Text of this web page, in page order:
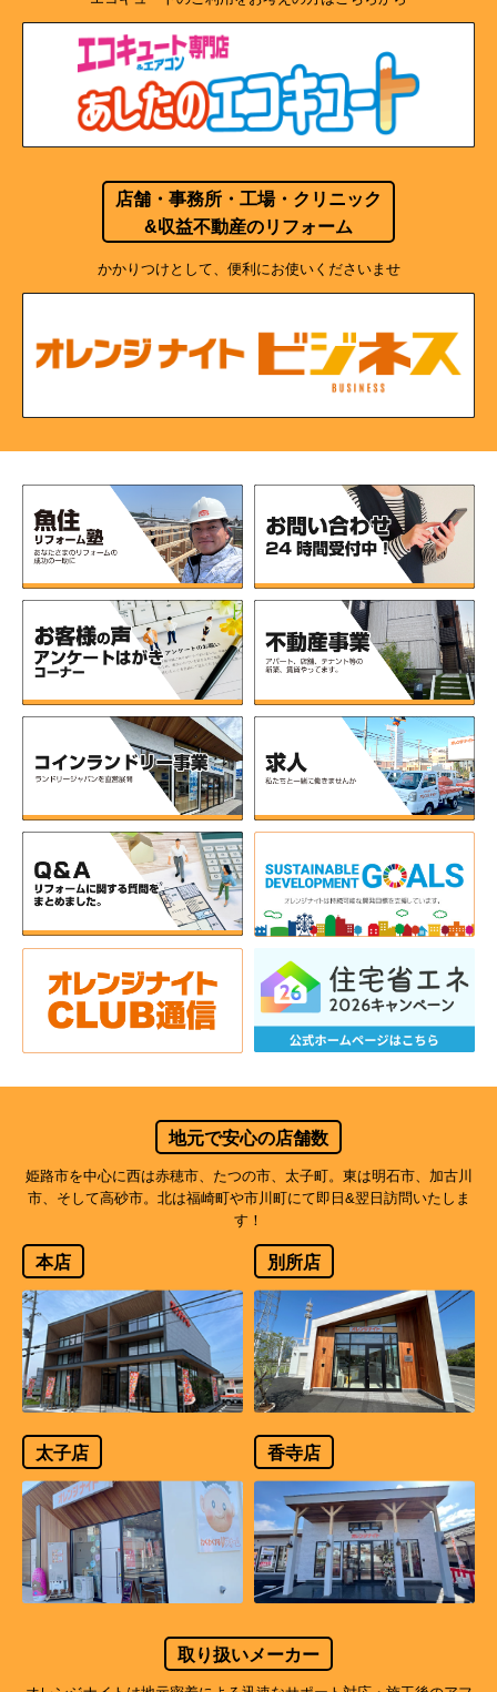
店舗・事務所・工場・クリニック
&収益不動産のリフォーム
かかりつけとして、便利にお使いくださいませ
地元で安心の店舗数
姫路市を中心に西は赤穂市、たつの市、太子町。東は明石市、加古川
市、そして高砂市。北は福崎町や市川町にて即日&翌日訪問いたしま
す！
本店 別所店
太子店 香寺店
取り扱いメーカー